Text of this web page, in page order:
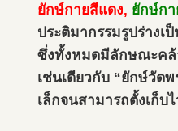
ยักษ์กายสีแดง, ยักษ์กา
ประติมากรรมรูปร่างเ
ซึ่งทั้งหมดมีลักษณะคล้
เช่นเดียวกับ “ยักษ์วัด
เล็กจนสามารถตั้งเก็